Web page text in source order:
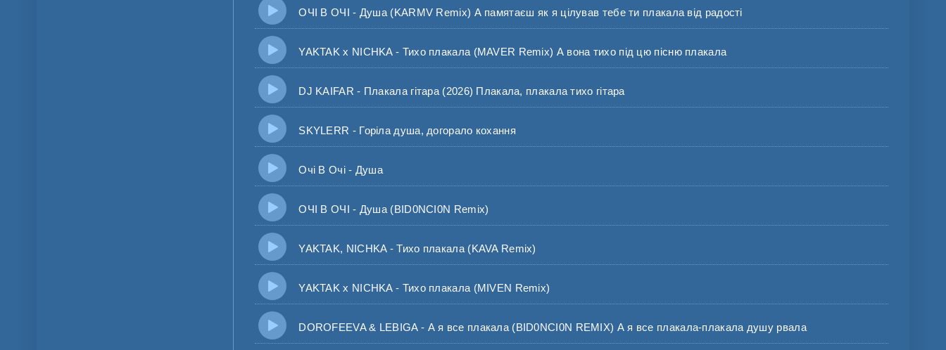
ОЧІ В ОЧІ - Душа (KARMV Remix) А памятаєш як я цілував тебе ти плакала від радості
YAKTAK x NICHKA - Тихо плакала (MAVER Remix) А вона тихо під цю пісню плакала
DJ KAIFAR - Плакала гітара (2026) Плакала, плакала тихо гітара
SKYLERR - Горіла душа, догорало кохання
Очі В Очі - Душа
ОЧІ В ОЧІ - Душа (BID0NCI0N Remix)
YAKTAK, NICHKA - Тихо плакала (KAVA Remix)
YAKTAK x NICHKA - Тихо плакала (MIVEN Remix)
DOROFEEVA & LEBIGA - А я все плакала (BID0NCI0N REMIX) А я все плакала-плакала душу рвала